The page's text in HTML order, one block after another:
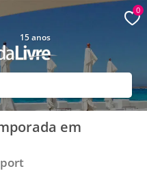
15 anos
0
em